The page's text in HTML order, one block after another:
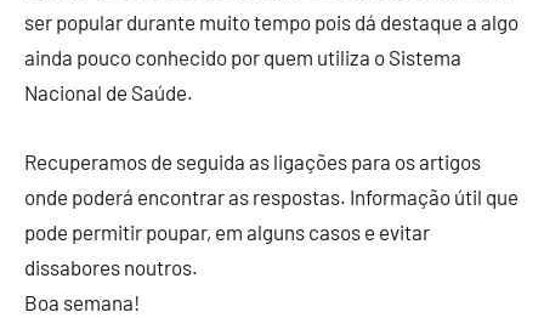
ser popular durante muito tempo pois dá destaque a algo
ainda pouco conhecido por quem utiliza o Sistema
Nacional de Saúde.
Recuperamos de seguida as ligações para os artigos
onde poderá encontrar as respostas. Informação útil que
pode permitir poupar, em alguns casos e evitar
dissabores noutros.
Boa semana!